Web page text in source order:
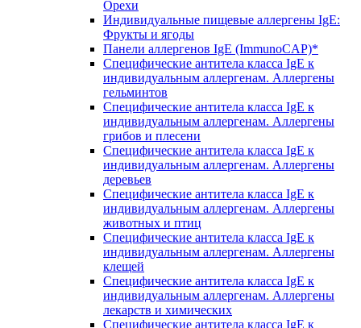
Орехи
Индивидуальные пищевые аллергены IgE:
Фрукты и ягоды
Панели аллергенов IgE (ImmunoCAP)*
Специфические антитела класса IgE к
индивидуальным аллергенам. Аллергены
гельминтов
Специфические антитела класса IgE к
индивидуальным аллергенам. Аллергены
грибов и плесени
Специфические антитела класса IgE к
индивидуальным аллергенам. Аллергены
деревьев
Специфические антитела класса IgE к
индивидуальным аллергенам. Аллергены
животных и птиц
Специфические антитела класса IgE к
индивидуальным аллергенам. Аллергены
клещей
Специфические антитела класса IgE к
индивидуальным аллергенам. Аллергены
лекарств и химических
Специфические антитела класса IgE к